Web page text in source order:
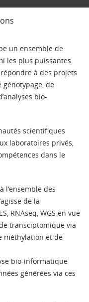
un ensemble de
les plus puissantes
à des projets
de
bio-
scientifiques
laboratoires privés,
dans le
l’ensemble des
de la
RNAseq, WGS en vue
transciptomique via
méthylation et de
bio-informatique
générées via ces